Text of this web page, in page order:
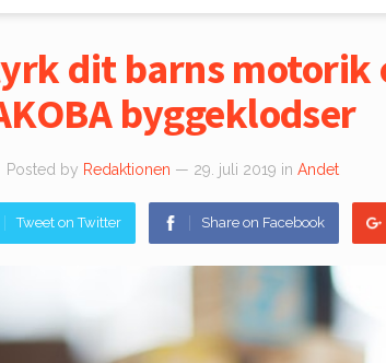
dit barns motorik
byggeklodser
Posted by Redaktionen — 29. juli 2019 in Andet
Tweet on Twitter Share on Facebook